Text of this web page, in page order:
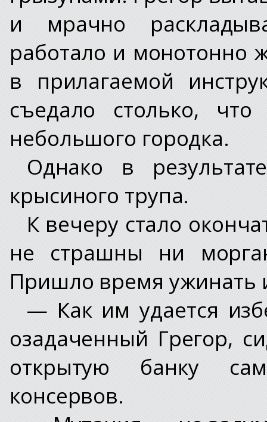
и мрачно
работало и монотонно
в прилагаемой
съедало столько,
небольшого городка.
Однако в
крысиного трупа.
К вечеру стало
не страшны ни
Пришло время ужинать
— Как им удается
озадаченный Грегор,
открытую банку
консервов.